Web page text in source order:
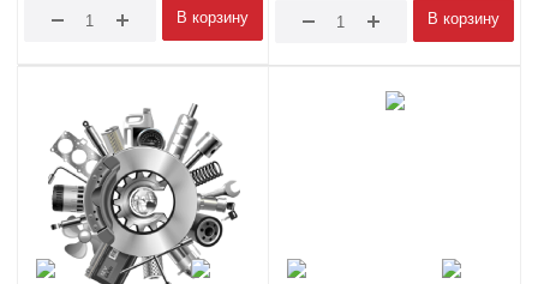
В корзину В корзину